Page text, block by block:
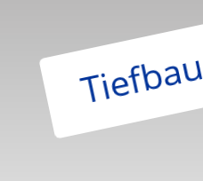
Tiefbau